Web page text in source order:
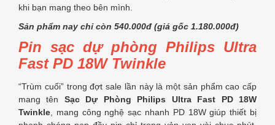
khi bạn mang theo bên mình.
Sản phẩm nay chỉ còn 540.000đ (giá gốc 1.180.000đ)
Pin sạc dự phòng Philips Ultra
Fast PD 18W Twinkle
“Trùm cuối” trong đợt sale lần này là một sản phẩm cao cấp
mang tên Sạc Dự Phòng Philips Ultra Fast PD 18W
Twinkle , mang công nghệ sạc nhanh PD 18W giúp thiết bị